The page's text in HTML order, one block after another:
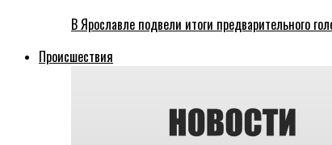
В Ярославле подвели итоги предварительного
Происшествия